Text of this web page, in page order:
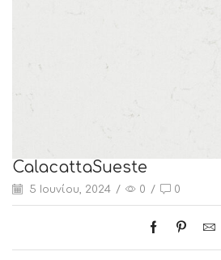
CalacattaSueste
5 Ιουνίου, 2024 / 0 / 0